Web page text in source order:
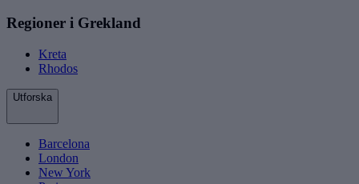
Regioner i Grekland
Kreta
Rhodos
Utforska
Barcelona
London
New York